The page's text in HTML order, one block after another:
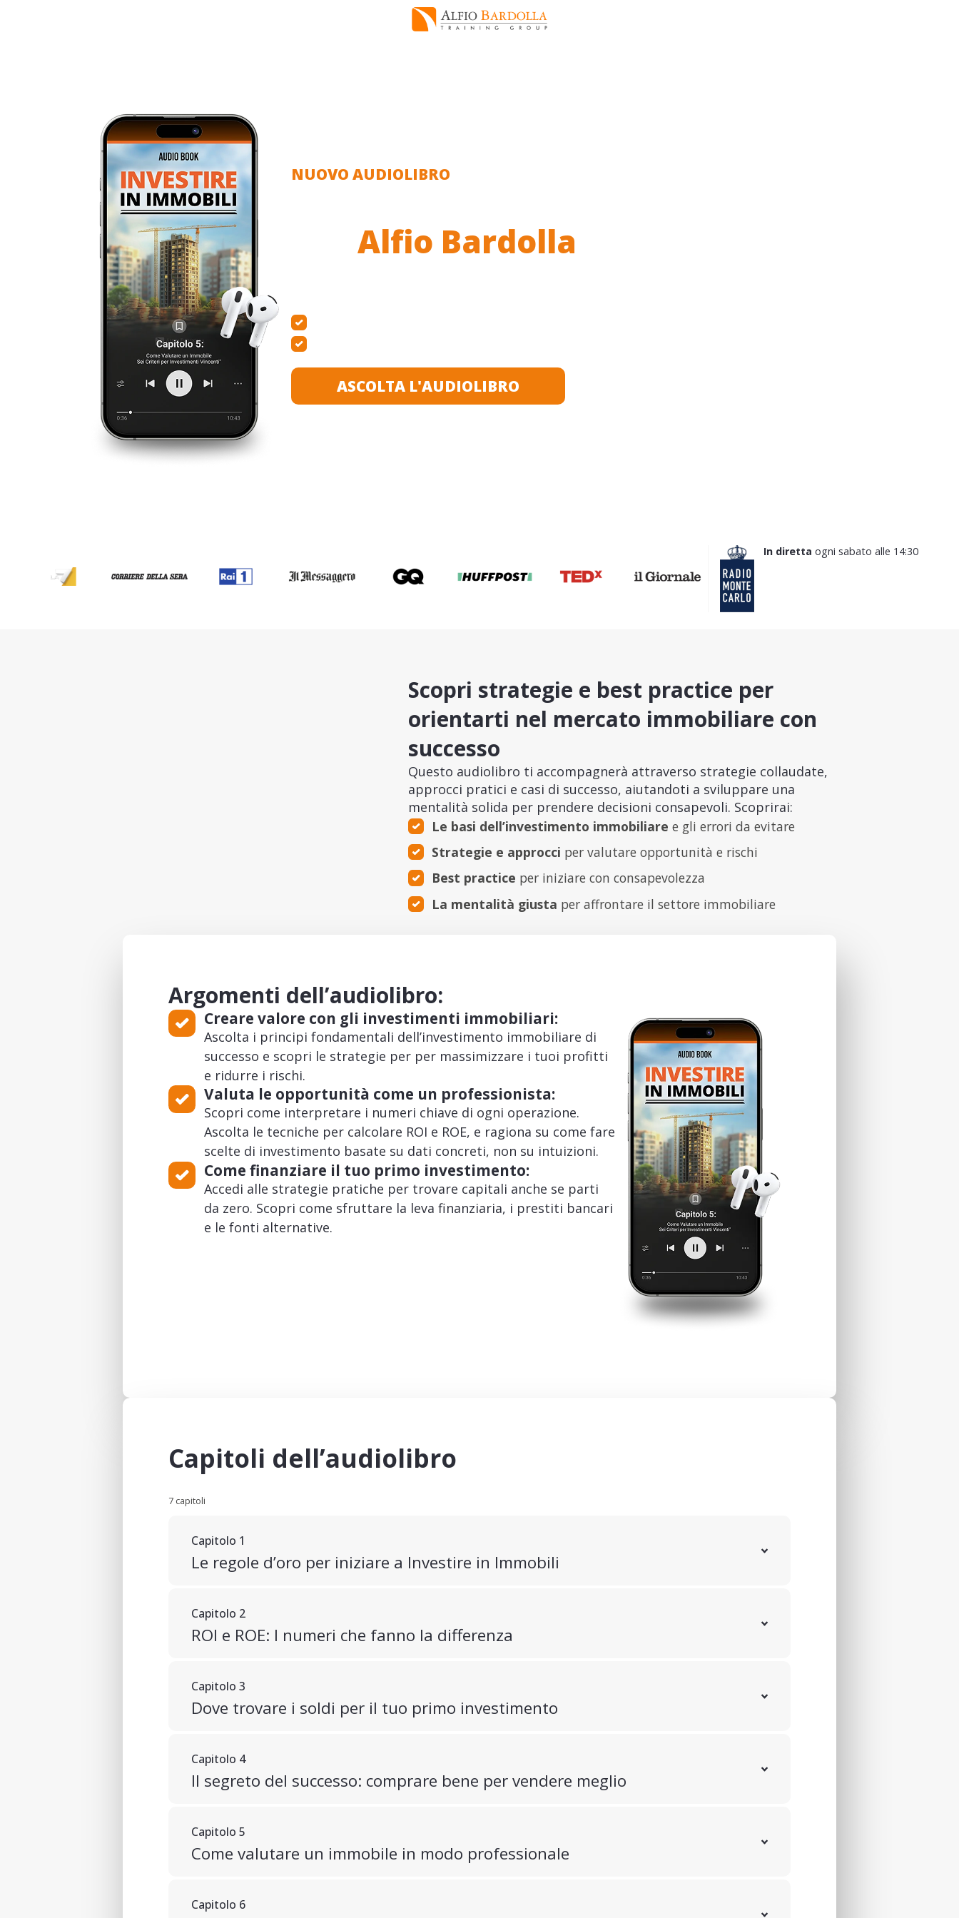
NUOVO AUDIOLIBRO
Alfio Bardolla
ASCOLTA L'AUDIOLIBRO
In diretta ogni sabato alle 14:30
Scopri strategie e best practice per
orientarti nel mercato immobiliare con
successo
Questo audiolibro ti accompagnerà attraverso strategie collaudate,
approcci pratici e casi di successo, aiutandoti a sviluppare una
mentalità solida per prendere decisioni consapevoli. Scoprirai:
Le basi dell’investimento immobiliare e gli errori da evitare
Strategie e approcci per valutare opportunità e rischi
Best practice per iniziare con consapevolezza
La mentalità giusta per affrontare il settore immobiliare
Argomenti dell’audiolibro:
Creare valore con gli investimenti immobiliari:
Ascolta i principi fondamentali dell’investimento immobiliare di
successo e scopri le strategie per per massimizzare i tuoi profitti
e ridurre i rischi.
Valuta le opportunità come un professionista:
Scopri come interpretare i numeri chiave di ogni operazione.
Ascolta le tecniche per calcolare ROI e ROE, e ragiona su come fare
scelte di investimento basate su dati concreti, non su intuizioni.
Come finanziare il tuo primo investimento:
Accedi alle strategie pratiche per trovare capitali anche se parti
da zero. Scopri come sfruttare la leva finanziaria, i prestiti bancari
e le fonti alternative.
Capitoli dell’audiolibro
7 capitoli
Capitolo 1
Le regole d’oro per iniziare a Investire in Immobili
Capitolo 2
ROI e ROE: I numeri che fanno la differenza
Capitolo 3
Dove trovare i soldi per il tuo primo investimento
Capitolo 4
Il segreto del successo: comprare bene per vendere meglio
Capitolo 5
Come valutare un immobile in modo professionale
Capitolo 6